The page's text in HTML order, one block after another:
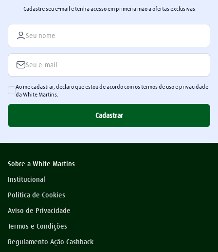
Cadastre seu e-mail e tenha acesso em primeira mão a ofertas exclusivas
Ao me cadastrar, declaro que estou de acordo com os termos de uso e privacidade
da White Martins.
Cadastrar
Sobre a White Martins
Institucional
Política de Cookies
Aviso de Privacidade
Termos e Condições
Regulamento Ação Cashback